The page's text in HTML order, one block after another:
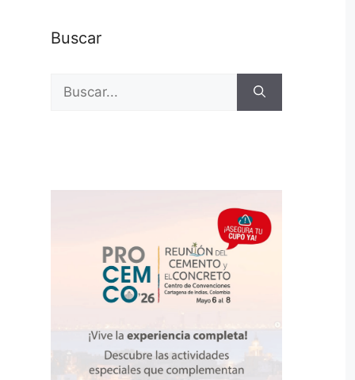
Buscar
Buscar: